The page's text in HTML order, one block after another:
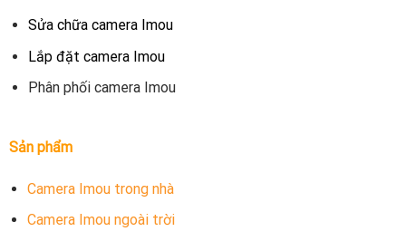
Sửa chữa camera Imou
Lắp đặt camera Imou
Phân phối camera Imou
Sản phẩm
Camera Imou trong nhà
Camera Imou ngoài trời